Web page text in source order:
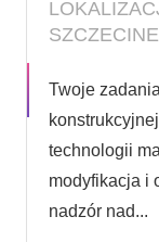
Twoje
technologii
modyfikacja i
nadzór nad...